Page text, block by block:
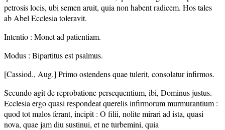
petrosis locis, ubi semen aruit, quia non habent radicem. Hos tales
ab Abel Ecclesia toleravit.
Intentio : Monet ad patientiam.
Modus : Bipartitus est psalmus.
[Cassiod., Aug.] Primo ostendens quae tulerit, consolatur infirmos.
Secundo agit de reprobatione persequentium, ibi, Dominus justus.
Ecclesia ergo quasi respondeat querelis infirmorum murmurantium :
quod tot malos ferant, incipit : O filii, nolite mirari ad ista, quasi
nova, quae jam diu sustinui, et ne turbemini, quia